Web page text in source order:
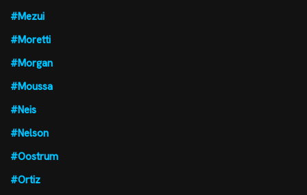
#Mezui
#Moretti
#Morgan
#Moussa
#Neis
#Nelson
#Oostrum
#Ortiz